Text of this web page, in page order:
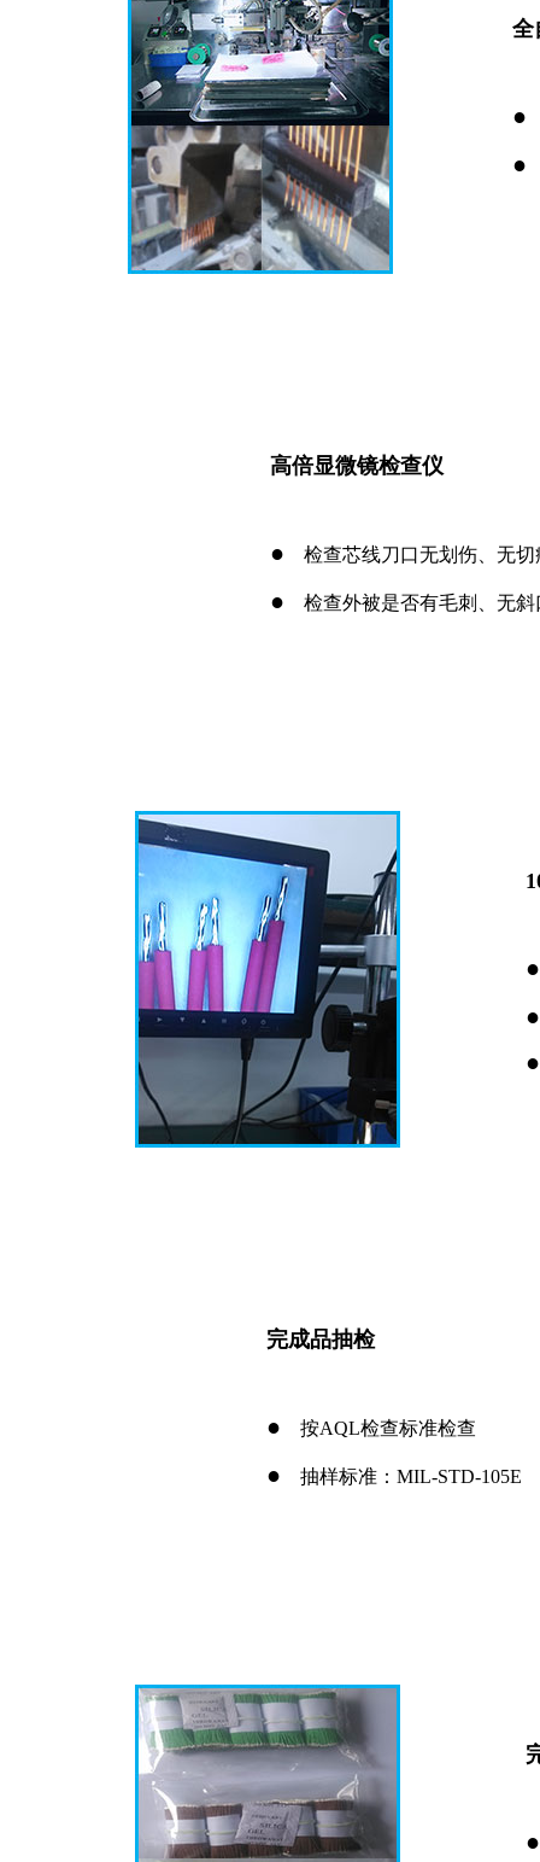
全
●
●
高倍显微镜检查仪
● 检查芯线刀口无划伤、无切
● 检查外被是否有毛刺、无斜
●
●
●
完成品抽检
● 按AQL检查标准检查
● 抽样标准：MIL-STD-105E
●